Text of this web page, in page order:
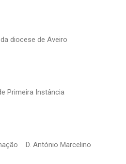
diocese de Aveiro
Primeira Instância
D. António Marcelino